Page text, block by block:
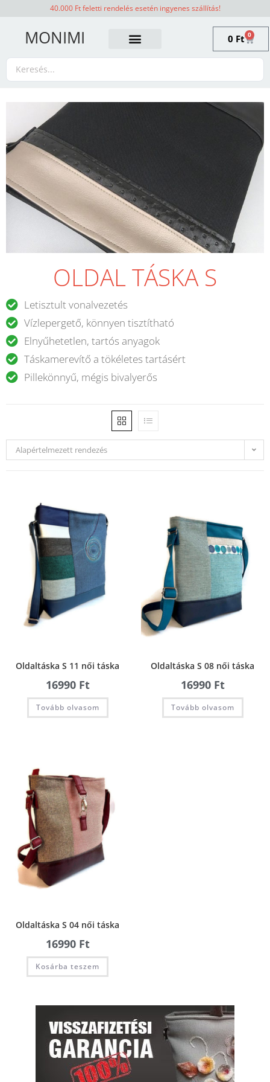
40.000 Ft feletti rendelés esetén ingyenes szállítás!
MONIMI 0 Ft 0
OLDAL TÁSKA S
Letisztult vonalvezetés
Vízlepergető, könnyen tisztítható
Elnyűhetetlen, tartós anyagok
Táskamerevítő a tökéletes tartásért
Pillekönnyű, mégis bivalyerős
Alapértelmezett rendezés
Oldaltáska S 11 női táska
16990 Ft
Tovább olvasom
Oldaltáska S 08 női táska
16990 Ft
Tovább olvasom
Oldaltáska S 04 női táska
16990 Ft
Kosárba teszem